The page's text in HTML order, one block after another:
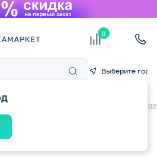
0
Выберите город
центр Хит! Аппарат МАГНИТЕР АМТ-